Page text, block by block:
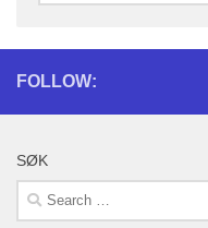
FOLLOW:
SØK
Search
for: